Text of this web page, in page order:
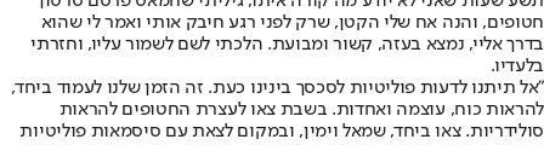
חטופים, והנה אח שלי הקטן, שרק לפני רגע חיבק אותי ואמר לי שהוא
בדרך אליי, נמצא בעזה, קשור ומבועת. הלכתי לשם לשמור עליו, וחזרתי
בלעדיו.
"אל תיתנו לדעות פוליטיות לסכסך בינינו כעת. זה הזמן שלנו לעמוד ביחד,
להראות כוח, עוצמה ואחדות. בשבת צאו לעצרת החטופים להראות
סולידריות. צאו ביחד, שמאל וימין, ובמקום לצאת עם סיסמאות פוליטיות